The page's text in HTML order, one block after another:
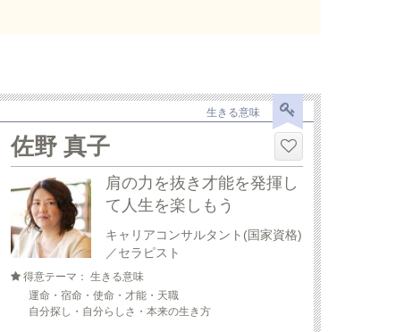
生きる意味
佐野 真子
肩の力を抜き才能を発揮し
て人生を楽しもう
キャリアコンサルタント(国家資格)
／セラピスト
得意テーマ： 生きる意味
運命・宿命・使命・才能・天職
自分探し・自分らしさ・本来の生き方